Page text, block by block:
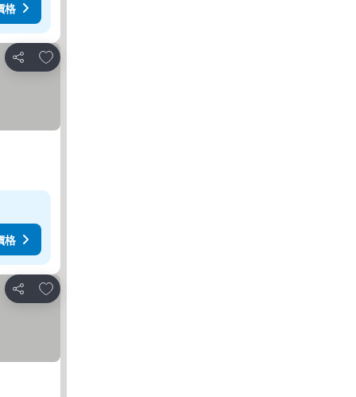
格
分享
加入我的最愛
格
分享
加入我的最愛